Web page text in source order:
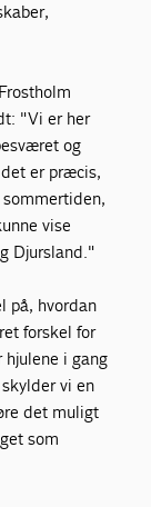
"Vi er her
og
er præcis,
vise
Djursland."
på, hvordan
forskel for
i gang
vi en
det muligt
som